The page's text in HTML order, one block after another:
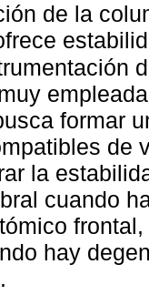
de la
formar
de
la
cuando
hay